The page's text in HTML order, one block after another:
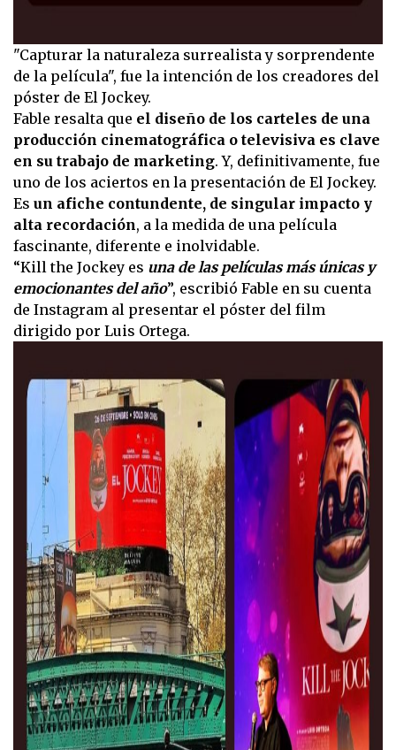
"Capturar la naturaleza surrealista y sorprendente
de la película", fue la intención de los creadores del
póster de El Jockey.
Fable resalta que el diseño de los carteles de una
producción cinematográfica o televisiva es clave
en su trabajo de marketing. Y, definitivamente, fue
uno de los aciertos en la presentación de El Jockey.
Es un afiche contundente, de singular impacto y
alta recordación, a la medida de una película
fascinante, diferente e inolvidable.
“Kill the Jockey es una de las películas más únicas y
emocionantes del año”, escribió Fable en su cuenta
de Instagram al presentar el póster del film
dirigido por Luis Ortega.